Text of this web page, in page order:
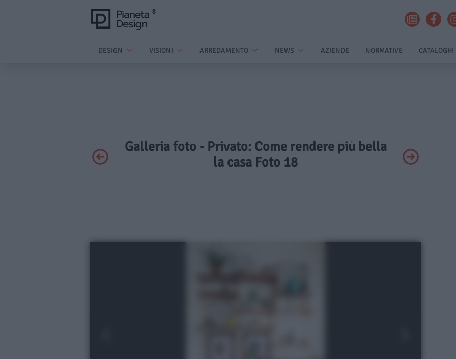
DESIGN VISIONI ARREDAMENTO NEWS AZIENDE NORMATIVE CATALOGHI
Galleria foto - Privato: Come rendere più bella
la casa Foto 18